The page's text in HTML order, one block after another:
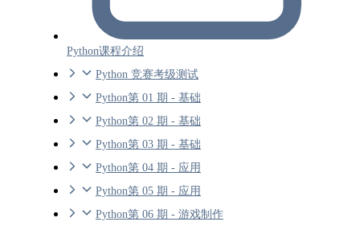
Python课程介绍
Python 竞赛考级测试
Python第 01 期 - 基础
Python第 02 期 - 基础
Python第 03 期 - 基础
Python第 04 期 - 应用
Python第 05 期 - 应用
Python第 06 期 - 游戏制作